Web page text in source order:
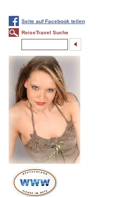
Seite auf Facebook teilen
ReiseTravel Suche